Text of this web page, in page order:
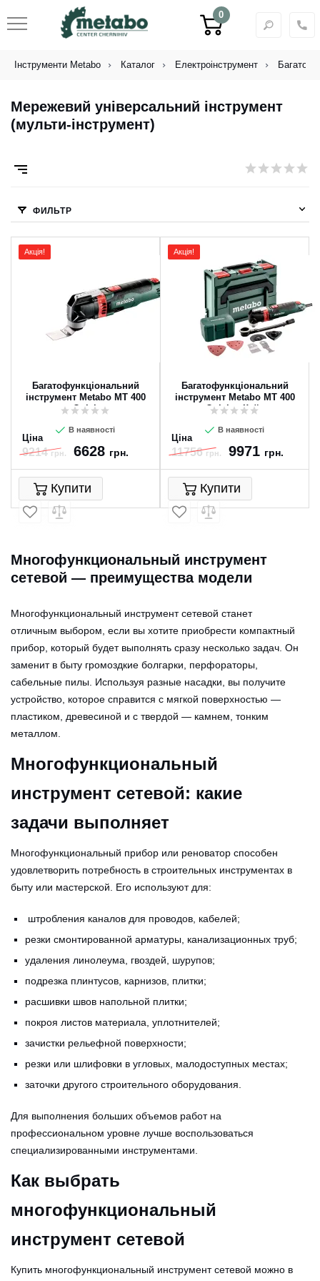
0
Інструменти Metabo Каталог Електроінструмент
Мережевий універсальний інструмент
(мульти-інструмент)
ФИЛЬТР
Акція!
Багатофункціональний
інструмент Metabo MT 400
Quick
В наявності
Ціна
9214грн. 6628 грн.
Купити
Акція!
Багатофункціональний
інструмент Metabo MT 400
Quick + Кейс
В наявності
Ціна
11756грн. 9971 грн.
Купити
Многофункциональный инструмент
сетевой — преимущества модели
Многофункциональный инструмент сетевой станет
отличным выбором, если вы хотите приобрести компактный
прибор, который будет выполнять сразу несколько задач. Он
заменит в быту громоздкие болгарки, перфораторы,
сабельные пилы. Используя разные насадки, вы получите
устройство, которое справится с мягкой поверхностью —
пластиком, древесиной и с твердой — камнем, тонким
металлом.
Многофункциональный
инструмент сетевой: какие
задачи выполняет
Многофункциональный прибор или реноватор способен
удовлетворить потребность в строительных инструментах в
быту или мастерской. Его используют для:
штробления каналов для проводов, кабелей;
резки смонтированной арматуры, канализационных труб;
удаления линолеума, гвоздей, шурупов;
подрезка плинтусов, карнизов, плитки;
расшивки швов напольной плитки;
покроя листов материала, уплотнителей;
зачистки рельефной поверхности;
резки или шлифовки в угловых, малодоступных местах;
заточки другого строительного оборудования.
Для выполнения больших объемов работ на
профессиональном уровне лучше воспользоваться
специализированными инструментами.
Как выбрать
многофункциональный
инструмент сетевой
Купить многофункциональный инструмент сетевой можно в